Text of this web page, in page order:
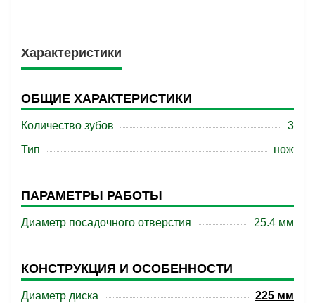
Характеристики
ОБЩИЕ ХАРАКТЕРИСТИКИ
Количество зубов
3
Тип
нож
ПАРАМЕТРЫ РАБОТЫ
Диаметр посадочного отверстия 25.4 мм
КОНСТРУКЦИЯ И ОСОБЕННОСТИ
Диаметр диска 225 мм